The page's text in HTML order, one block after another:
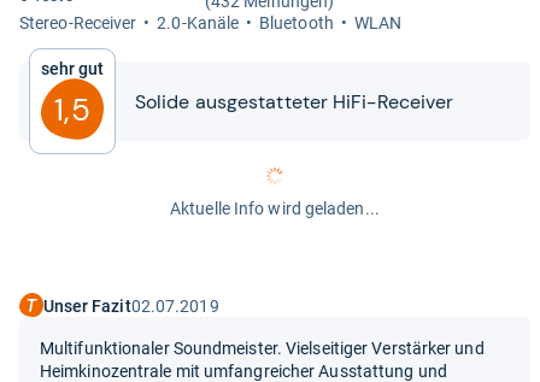
Ste­reo-​Recei­ver
2.0-​Kanäle Blue­tooth WLAN
Sehr gut
1,5 Solide aus­ge­stat­te­ter HiFi-​​Recei­ver
Aktuelle Info wird geladen...
Unser Fazit02.07.2019
Multifunktionaler Soundmeister. Vielseitiger Verstärker und
Heimkinozentrale mit umfangreicher Ausstattung und